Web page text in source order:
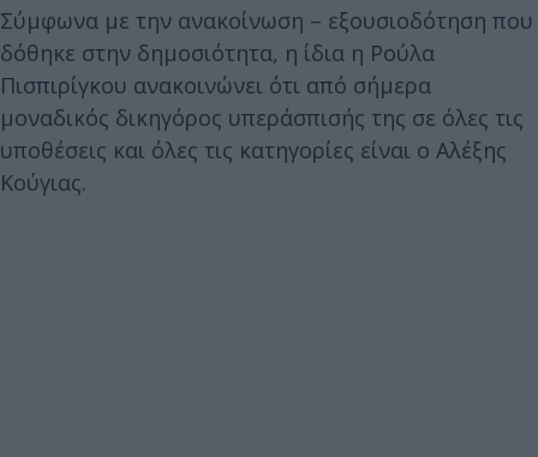
Σύμφωνα με την ανακοίνωση – εξουσιοδότηση που
δόθηκε στην δημοσιότητα, η ίδια η Ρούλα
Πισπιρίγκου ανακοινώνει ότι από σήμερα
μοναδικός δικηγόρος υπεράσπισής της σε όλες τις
υποθέσεις και όλες τις κατηγορίες είναι ο Αλέξης
Κούγιας.